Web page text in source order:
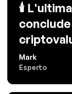
🕯️
Mark
Esperto